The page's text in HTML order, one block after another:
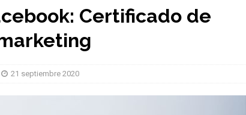
Certificado de
21 septiembre 2020